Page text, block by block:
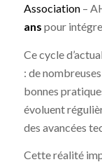
Association–
ans pour
Ce cycle
: de
bonnes
évoluent
des avancées
Cette réalité